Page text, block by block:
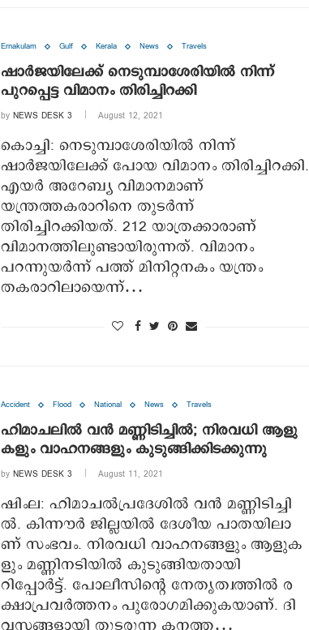
Ernakulam Gulf Kerala News Travels
ഷാർജയിലേക്ക് നെടുമ്പാശേരിയിൽ നിന്ന്
പുറപ്പെട്ട വിമാനം തിരിച്ചിറക്കി
by NEWS DESK 3 August 12, 2021
കൊച്ചി: നെടുമ്പാശേരിയിൽ നിന്ന്
ഷാർജയിലേക്ക് പോയ വിമാനം തിരിച്ചിറക്കി.
എയർ അറേബ്യ വിമാനമാണ്
യന്ത്രത്തകരാറിനെ തുടർന്ന്
തിരിച്ചിറക്കിയത്. 212 യാത്രക്കാരാണ്
വിമാനത്തിലുണ്ടായിരുന്നത്. വിമാനം
പറന്നുയർന്ന് പത്ത് മിനിറ്റനകം യന്ത്രം
തകരാറിലായെന്ന്…
Accident Flood National News Travels
ഹി​മാ​ച​ലി​ല്‍ വ​ന്‍ മ​ണ്ണി​ടി​ച്ചി​ല്‍; നി​ര​വ​ധി ആ​ളു​
ക​ളും വാ​ഹ​ന​ങ്ങ​ളും കു​ടു​ങ്ങി​ക്കി​ട​ക്കു​ന്നു
by NEWS DESK 3 August 11, 2021
ഷിം​ല: ഹി​മാ​ച​ല്‍​പ്ര​ദേ​ശി​ല്‍ വ​ന്‍ മ​ണ്ണി​ടി​ച്ചി​
ല്‍. കി​ന്നൗ​ര്‍ ജി​ല്ല​യി​ല്‍ ദേ​ശീ​യ പാ​ത​യി​ലാ​
ണ് സം​ഭ​വം. നി​ര​വ​ധി വാ​ഹ​ന​ങ്ങ​ളും ആ​ളു​ക​
ളും മ​ണ്ണി​ന​ടി​യി​ല്‍ കു​ടു​ങ്ങി​യ​താ​യി
റിപ്പോർട്ട്. പോ​ലീ​സി​ന്‍റെ നേ​തൃ​ത്വ​ത്തി​ല്‍ ര​
ക്ഷാ​പ്ര​വ​ര്‍​ത്ത​നം പു​രോ​ഗ​മി​ക്കു​ക​യാ​ണ്. ദി​